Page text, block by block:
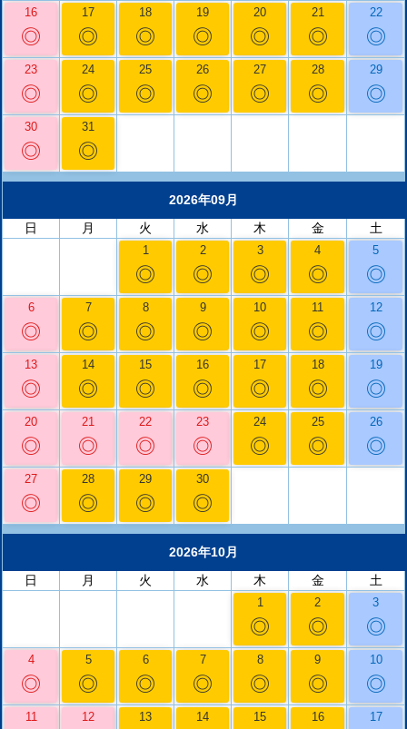
16
◎
17
◎
18
◎
19
◎
20
◎
21
◎
22
◎
23
◎
24
◎
25
◎
26
◎
27
◎
28
◎
29
◎
30
◎
31
◎
2026年09月
日
月 火 水 木 金 土
1
◎
2
◎
3
◎
4
◎
5
◎
6
◎
7
◎
8
◎
9
◎
10
◎
11
◎
12
◎
13
◎
14
◎
15
◎
16
◎
17
◎
18
◎
19
◎
20
◎
21
◎
22
◎
23
◎
24
◎
25
◎
26
◎
27
◎
28
◎
29
◎
30
◎
2026年10月
日
月 火 水 木 金 土
1
◎
2
◎
3
◎
4
◎
5
◎
6
◎
7
◎
8
◎
9
◎
10
◎
11 12 13 14 15 16 17